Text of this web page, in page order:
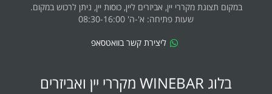
במקום תצוגת מקררי יין, אביזרים ליין, כוסות יין, ניתן לרכוש במקום.
שעות פתיחה: א'-ה' 08:30-16:00
ליצירת קשר בוואטסאפ
בלוג WINEBAR מקררי יין ואביזרים